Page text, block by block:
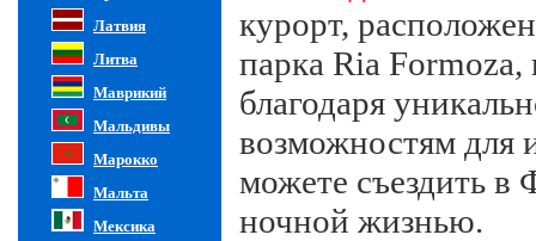
Латвия
Литва
Маврикий
Мальдивы
Марокко
Мальта
Мексика
курорт,
парка Ria Formoza,
благодаря
возможностям для
можете съездить в
ночной жизнью.